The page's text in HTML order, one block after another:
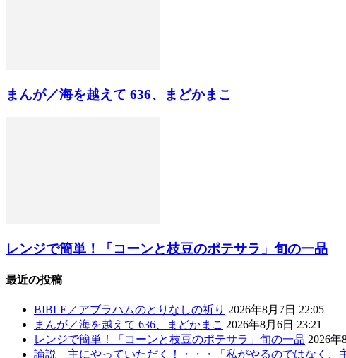
まんが／海を越えて 636、まどかまこ
レンジで簡単！「コーンと枝豆のポテサラ」旬の一品
最近の投稿
BIBLE／アブラハムのとりなしの祈り 2026年8月7日 22:05
まんが／海を越えて 636、まどかまこ 2026年8月6日 23:21
レンジで簡単！「コーンと枝豆のポテサラ」旬の一品 2026年
論説 主にやっていただく！・・・「私がやるのではなく、